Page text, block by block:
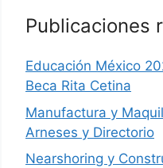
Publicaciones
Educación México
Beca Rita Cetina
Manufactura y
Arneses y Directorio
Nearshoring y